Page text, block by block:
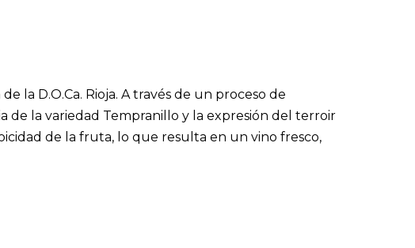
la D.O.Ca. Rioja. A través de un proceso de
de la variedad Tempranillo y la expresión del terroir
de la fruta, lo que resulta en un vino fresco,